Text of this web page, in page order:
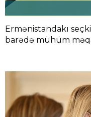
Ermənistandakı
barədə mühüm